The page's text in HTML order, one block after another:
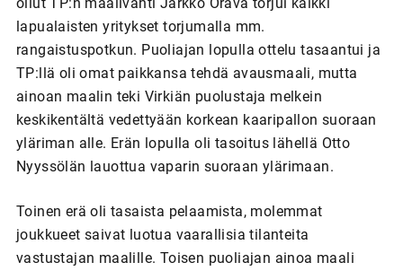
lapualaisten yritykset torjumalla mm.
rangaistuspotkun. Puoliajan lopulla ottelu tasaantui ja
TP:llä oli omat paikkansa tehdä avausmaali, mutta
ainoan maalin teki Virkiän puolustaja melkein
keskikentältä vedettyään korkean kaaripallon suoraan
yläriman alle. Erän lopulla oli tasoitus lähellä Otto
Nyyssölän lauottua vaparin suoraan ylärimaan.
Toinen erä oli tasaista pelaamista, molemmat
joukkueet saivat luotua vaarallisia tilanteita
vastustajan maalille. Toisen puoliajan ainoa maali